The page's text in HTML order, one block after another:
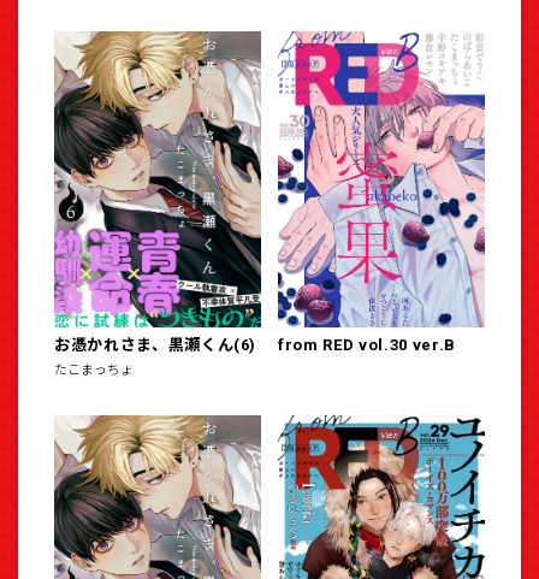
お憑かれさま、黒瀬くん(6)
たこまっちょ
from RED vol.30 ver.B